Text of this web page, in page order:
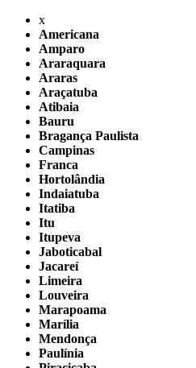
x
Americana
Amparo
Araraquara
Araras
Araçatuba
Atibaia
Bauru
Bragança Paulista
Campinas
Franca
Hortolândia
Indaiatuba
Itatiba
Itu
Itupeva
Jaboticabal
Jacareí
Limeira
Louveira
Marapoama
Marília
Mendonça
Paulínia